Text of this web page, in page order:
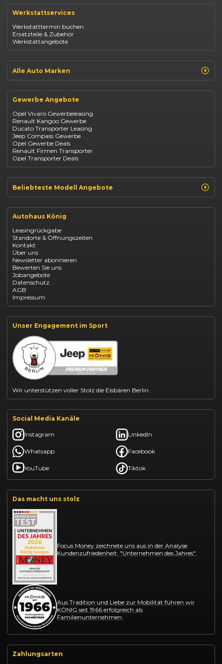
Opel Corsa
Fiat 500
Dacia Duster
Dacia Sandero
Jeep Compass
Suzuki Vitara
Suzuki Swift
BYD Seal
Mazda CX-30
Citroen C4
Werkstattservices
Werkstatttermin buchen
Ersatzteile & Zubehör
Werkstattangebote
Alle Auto Marken
Opel
Fiat
Jeep
Suzuki
BYD
Kia
Mazda
Citroën
Abarth
Fiat Professional
Gewerbe Angebote
Opel Vivaro Gewerbeleasing
Renault Kangoo Gewerbe
Ducato Transporter Leasing
Jeep Compass Gewerbe
Opel Gewerbe Deals
Renault Firmen Transporter
Opel Transporter Deals
Beliebteste Modell Angebote
Renault Arkana Leasing
Renault Captur Leasing
Opel Astra leasen
Opel Mokka kaufen
Opel Grandland finanzieren
Opel Vivaro Gewerbeleasing
Fiat 500 finanzieren
Fiat Panda leasen
Dacia Duster finanzieren
Dacia Sandero kaufen
Dacia Jogger leasen
Jeep Compass leasen
Jeep Renegade finanzieren
Suzuki Swift finanzieren
BYD Dolphin finanzieren
Kia Ceed finanzieren
Kia Sportage leasen
Mazda CX-30 finanzieren
Citroën C3 leasen
Autohaus König
Leasingrückgabe
Standorte & Öffnungszeiten
Kontakt
Über uns
Newsletter abonnieren
Bewerten Sie uns
Jobangebote
Datenschutz
AGB
Impressum
Unser Engagement im Sport
Wir unterstützen voller Stolz die Eisbären Berlin.
Social Media Kanäle
Instagram LinkedIn
Whatsapp Facebook
YouTube Tiktok
Das macht uns stolz
Focus Money zeichnete uns aus in der Analyse
Kundenzufriedenheit: "Unternehmen des Jahres".
Aus Tradition und Liebe zur Mobilität führen wir
KÖNIG seit 1966 erfolgreich als
Familienunternehmen.
Zahlungsarten